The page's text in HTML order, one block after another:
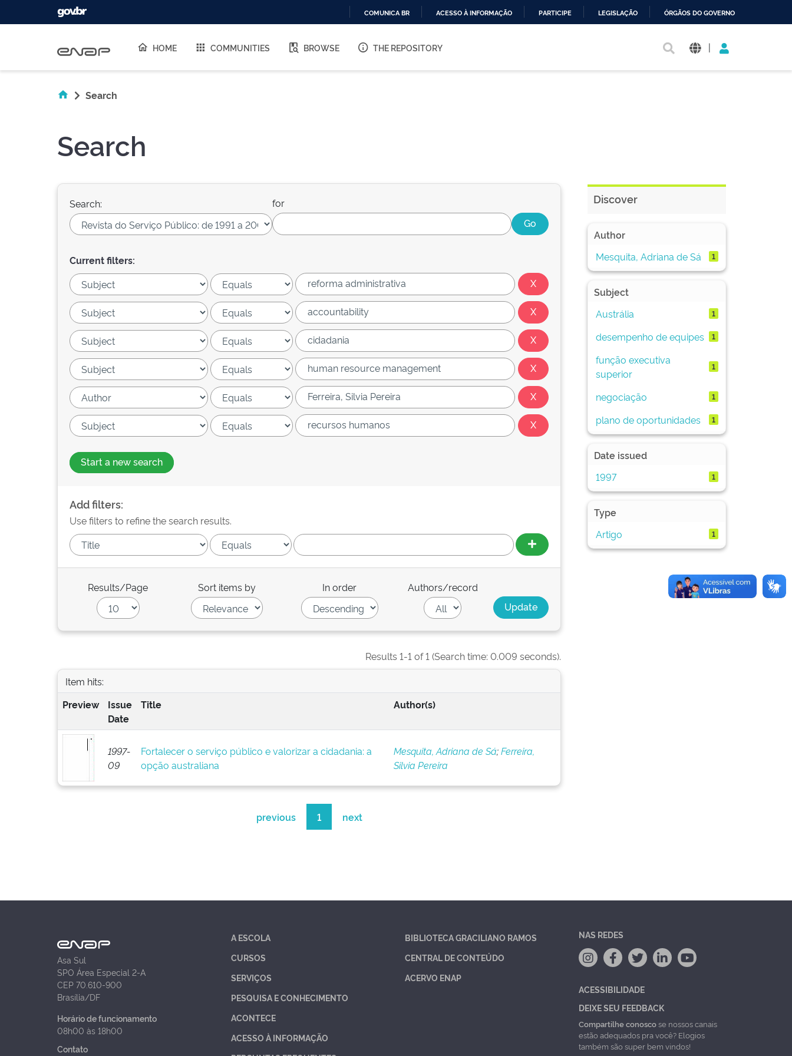
O
COMUNICA BR ACESSO À INFORMAÇÃO PARTICIPE LEGISLAÇÃO ÓRGÃOS DO GOVERNO
HOME COMMUNITIES BROWSE THE REPOSITORY |
Search
Search
Search: for
Current filters:
Start a new search
Add filters:
Use filters to refine the search results.
Results/Page Sort items by In order Authors/record
Results 1-1 of 1 (Search time: 0.009 seconds).
Item hits:
Preview
Issue
Date
Title Author(s)
1997-
09
Fortalecer o serviço público e valorizar a cidadania: a
opção australiana
Mesquita, Adriana de Sá;Ferreira,
Silvia Pereira
previous 1 next
Discover
Author
Mesquita, Adriana de Sá
1
Subject
Austrália
1
desempenho de equipes 1
função executiva
superior
1
negociação 1
plano de oportunidades 1
Date issued
1997
1
Type
Artigo
1
Asa Sul
SPO Área Especial 2-A
CEP 70.610-900
Brasília/DF
Horário de funcionamento
08h00 às 18h00
Contato
A ESCOLA
CURSOS
SERVIÇOS
PESQUISA E CONHECIMENTO
ACONTECE
ACESSO À INFORMAÇÃO
BIBLIOTECA GRACILIANO RAMOS
CENTRAL DE CONTEÚDO
ACERVO ENAP
NAS REDES
ACESSIBILIDADE
DEIXE SEU FEEDBACK
Compartilhe conoscose nossos canais
estão adequados pra você? Elogios
também são super bem vindos!